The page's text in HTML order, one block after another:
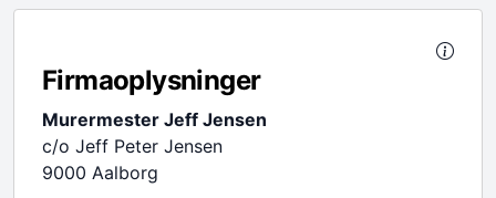
Firmaoplysninger
Murermester Jeff Jensen
c/o Jeff Peter Jensen
9000 Aalborg